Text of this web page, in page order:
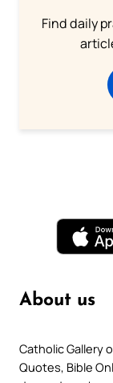
Find daily
About us
Catholic Gallery
Quotes, Bible